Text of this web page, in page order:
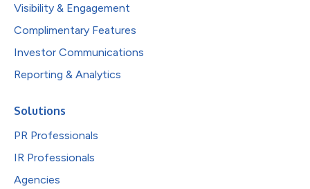
Visibility & Engagement
Complimentary Features
Investor Communications
Reporting & Analytics
Solutions
PR Professionals
IR Professionals
Agencies